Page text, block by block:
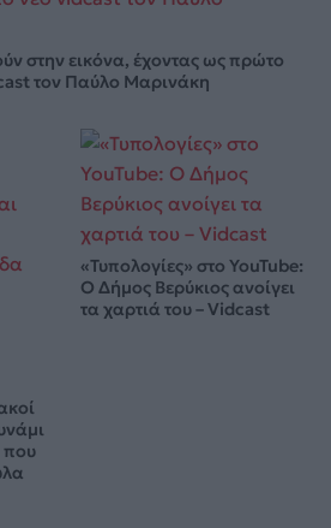
στην εικόνα, έχοντας ως πρώτο
τον Παύλο Μαρινάκη
που
«Τυπολογίες» στο YouTube:
Ο Δήμος Βερύκιος ανοίγει
τα χαρτιά του – Vidcast